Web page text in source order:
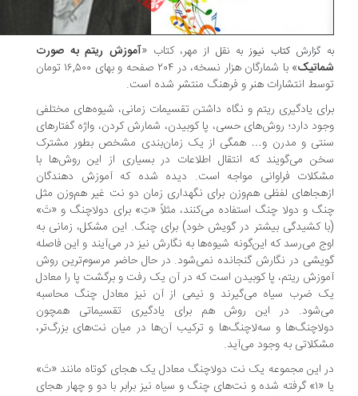
گزارش کتاب نیوز به نقل از مهر، کتاب «آموزش ریتم به صورت
» با شمارگان هزار نسخه، در ۲۰۴ صفحه و بهای ۱۶,۵۰۰ تومان
انتشارات هنر و فرهنگ منتشر شده است.
یادگیری ریتم و نگاه داشتن تقسیمات زمانی، شیوه‌های مختلفی
دارد؛ روش‌های حسی، پا کوبیدن، شمارش کردن، واژه گفتارهای
و مدرن و… همگی از یک زمان‌بندی مشخص بطور مشترک
می‌گویند که انتقال اطلاعات در بسیاری از این روش‌ها با
فراوانی مواجه است. دیده شده که آموزش دهندگان
لفظی هم‌وزن برای نگهداری زمان دو نت غیر هم‌وزن مثل
و دولا چنگ استفاده می‌کنند، مثلاً «تِ» برای دولاچنگ و «تَ»
کشیدگی بیشتر در گویش خود) برای چنگ. این مشکل، زمانی به
می‌رسد که این‌گونه شیوه‌ها به نگارش نیز در می‌آیند و این فاصله
در نگارش گنجانده نمی‌شود. در حال حاضر مرسوم‌ترین روش
ریتم، پا کوبیدن است که در آن یک رفت و برگشت پا را معادل
ضرب سیاه می‌گیرند و نیمی از آن نیز معادل چنگ محاسبه
در این روش هم برای یادگیری تقسیماتی همچون
و سه‌لاچنگ‌ها و ترکیب آن‌ها در میان نت‌های بزرگ‌تر،
به وجود می‌آید.
این مجموعه یک نت دولاچنگ معادل یک هجای کوتاه مانند «تَ»
یا «۱» گرفته شده و نت‌های چنگ و سیاه نیز برابر با دو و چهار هجای